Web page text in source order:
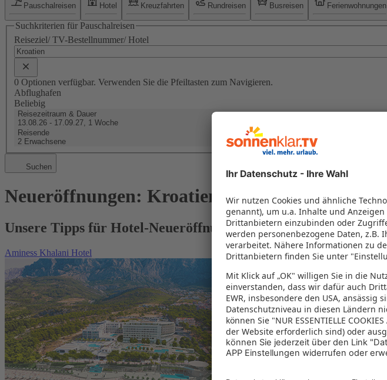
Pauschalreisen Hotel Kreuzfahrten Rundreisen Busreisen Ferienwohnungen
Suchkriterien für Pauschalreisen
Reiseziel/ TV-Bestellnummer/ Hotel
0 Optionen verfügbar. Verwenden Sie die Pfeiltasten zum Navigieren.
Abflughafen
Beliebig
Reisezeitraum & Dauer
13.08.26 - 17.09.27, 1 Woche
Reisende
2 Erwachsene
Suchen
Neueröffnungen: Kroatien & Montenegro 2026
Unsere Tipps für Hotel-Neueröffnungen in Kroatien
Aminess Khalani Hotel